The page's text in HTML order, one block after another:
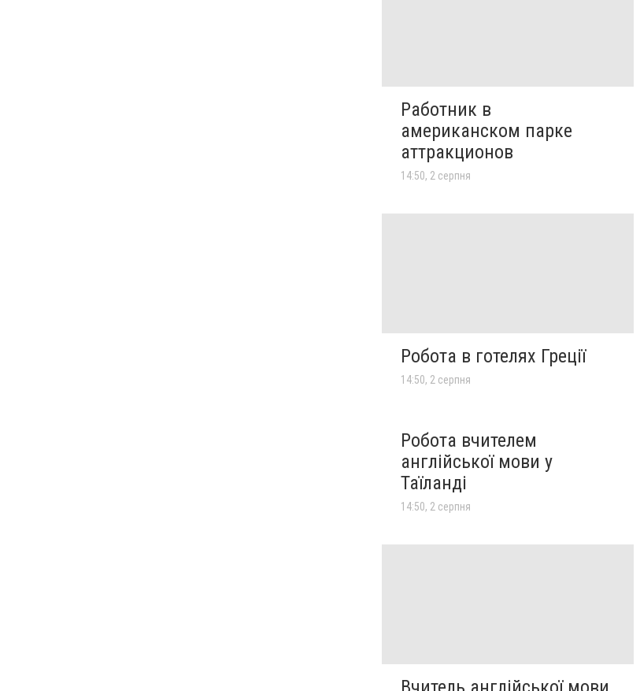
Работник в
американском парке
аттракционов
14:50, 2 серпня
Робота в готелях Греції
14:50, 2 серпня
Робота вчителем
англійської мови у
Таїланді
14:50, 2 серпня